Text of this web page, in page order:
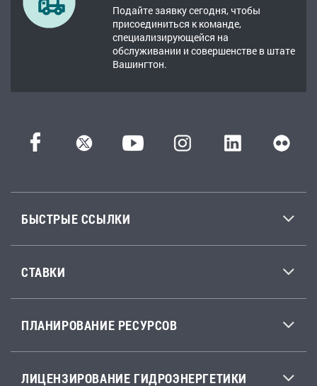
Подайте заявку сегодня, чтобы
присоединиться к команде,
специализирующейся на
обслуживании и совершенстве в штате
Вашингтон.
БЫСТРЫЕ ССЫЛКИ
СТАВКИ
ПЛАНИРОВАНИЕ РЕСУРСОВ
ЛИЦЕНЗИРОВАНИЕ ГИДРОЭНЕРГЕТИКИ